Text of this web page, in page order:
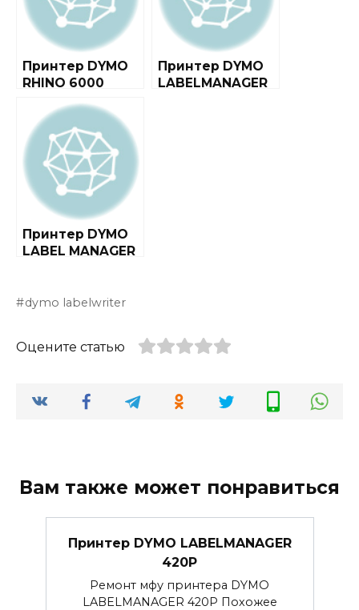
Принтер DYMO
RHINO 6000
Принтер DYMO
LABELMANAGER
Принтер DYMO
LABEL MANAGER
dymo labelwriter
Оцените статью
Вам также может понравиться
Принтер DYMO LABELMANAGER
420P
Ремонт мфу принтера DYMO
LABELMANAGER 420P Похожее